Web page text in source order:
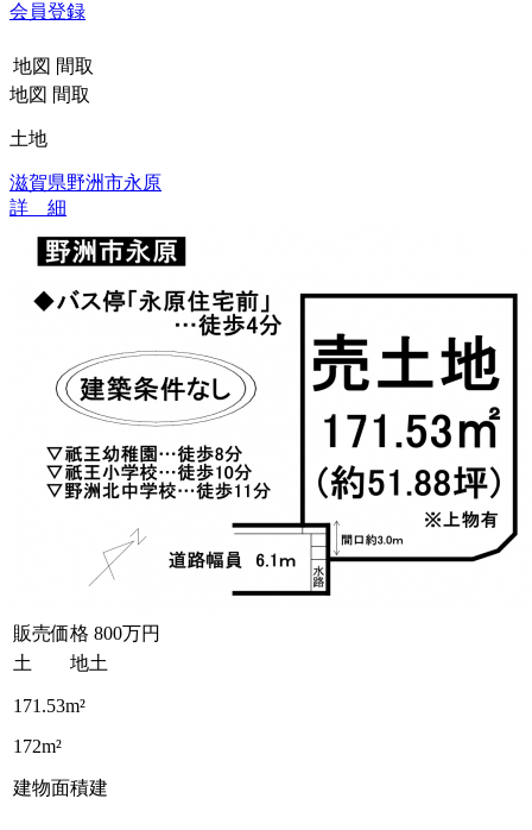
会員登録
地図 間取
地図 間取
土地
滋賀県野洲市永原
詳 細
販売価格 800万円
土 地土
171.53m²
172m²
建物面積建